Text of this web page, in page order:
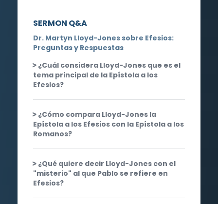
SERMON Q&A
Dr. Martyn Lloyd-Jones sobre Efesios:
Preguntas y Respuestas
¿Cuál considera Lloyd-Jones que es el
tema principal de la Epístola a los
Efesios?
¿Cómo compara Lloyd-Jones la
Epístola a los Efesios con la Epístola a los
Romanos?
¿Qué quiere decir Lloyd-Jones con el
"misterio" al que Pablo se refiere en
Efesios?